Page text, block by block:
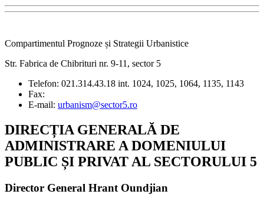
Compartimentul Prognoze și Strategii Urbanistice
Str. Fabrica de Chibrituri nr. 9-11, sector 5
Telefon: 021.314.43.18 int. 1024, 1025, 1064, 1135, 1143
Fax:
E-mail: urbanism@sector5.ro
DIRECȚIA GENERALĂ DE
ADMINISTRARE A DOMENIULUI
PUBLIC ȘI PRIVAT AL SECTORULUI 5
Director General Hrant Oundjian